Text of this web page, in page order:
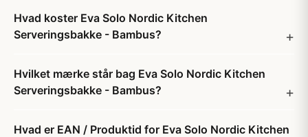
Hvad koster Eva Solo Nordic Kitchen
Serveringsbakke - Bambus?
Hvilket mærke står bag Eva Solo Nordic Kitchen
Serveringsbakke - Bambus?
Hvad er EAN / Produktid for Eva Solo Nordic Kitchen